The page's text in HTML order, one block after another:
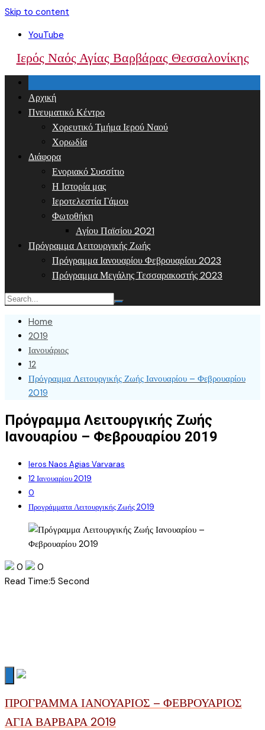
Skip to content
YouTube
Ιερός Ναός Αγίας Βαρβάρας Θεσσαλονίκης
Αρχική
Πνευματικό Κέντρο
Χορευτικό Τμήμα Ιερού Ναού
Χορωδία
Διάφορα
Ενοριακό Συσσίτιο
Η Ιστορία μας
Ιεροτελεστία Γάμου
Φωτοθήκη
Αγίου Παϊσίου 2021
Πρόγραμμα Λειτουργικής Ζωής
Πρόγραμμα Ιανουαρίου Φεβρουαρίου 2023
Πρόγραμμα Μεγάλης Τεσσαρακοστής 2023
Home
2019
Ιανουάριος
12
Πρόγραμμα Λειτουργικής Ζωής Ιανουαρίου – Φεβρουαρίου
2019
Πρόγραμμα Λειτουργικής Ζωής
Ιανουαρίου – Φεβρουαρίου 2019
Ieros Naos Agias Varvaras
12 Ιανουαρίου 2019
0
Προγράμματα Λειτουργικής Ζωής 2019
0
0
Read Time:5 Second
ΠΡΟΓΡΑΜΜΑ ΙΑΝΟΥΑΡΙΟΣ – ΦΕΒΡΟΥΑΡΙΟΣ
ΑΓΙΑ ΒΑΡΒΑΡΑ 2019